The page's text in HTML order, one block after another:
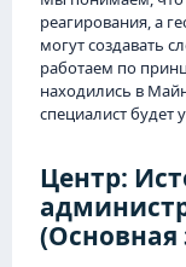
реагирования, а
могут создавать
работаем по
находились в
специалист будет
Центр:
(Основная